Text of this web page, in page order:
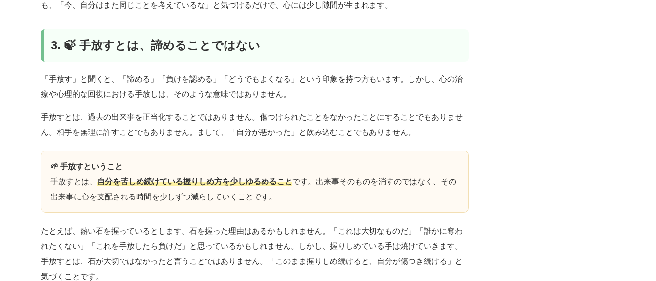
も、「今、自分はまた同じことを考えているな」と気づけるだけで、心には少し隙間が生まれます。
3. 🍃 手放すとは、諦めることではない
「手放す」と聞くと、「諦める」「負けを認める」「どうでもよくなる」という印象を持つ方もいます。しかし、心の治
療や心理的な回復における手放しは、そのような意味ではありません。
手放すとは、過去の出来事を正当化することではありません。傷つけられたことをなかったことにすることでもありませ
ん。相手を無理に許すことでもありません。まして、「自分が悪かった」と飲み込むことでもありません。
🌱 手放すということ
手放すとは、 自分を苦しめ続けている握りしめ方を少しゆるめることです。出来事そのものを消すのではなく、その
出来事に心を支配される時間を少しずつ減らしていくことです。
たとえば、熱い石を握っているとします。石を握った理由はあるかもしれません。「これは大切なものだ」「誰かに奪わ
れたくない」「これを手放したら負けだ」と思っているかもしれません。しかし、握りしめている手は焼けていきます。
手放すとは、石が大切ではなかったと言うことではありません。「このまま握りしめ続けると、自分が傷つき続ける」と
気づくことです。